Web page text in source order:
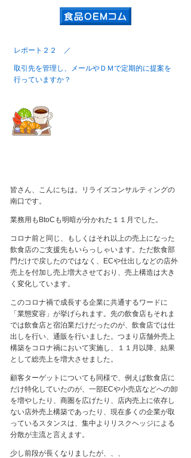
レポート２２ ／
取引先を管理し、メールやＤＭで定期的に提案を
行っていますか？
皆さん、こんにちは。リライズコンサルティングの
南口です。
業務用も BtoC も明暗が分かれた １１ 月でした。
コロナ前と同じ、もしくはそれ以上の売上になった
飲食店のご支援先もいらっしゃいます。ただ飲食部
門だけで戻したのではなく、
ECや仕出しなどの店外
売上を付加し売上増大させており、売上構造は大き
く変化しています。
このコロナ禍で成長する企業に共通するワードに
「業態変容」が挙げられます。先の飲食店もそれま
では飲食店と宿泊業だけだったのが、飲食店では仕
出しを行い、通販を行いました。つまり店舗外売上
構築をコロナ禍において実施し、
１１ 月以降、結果
として総売上を増大させました。
顧客ターゲットについても同様で、例えば飲食店に
だけ特化していたのが、一部ECや小売店などへの卸
を増やしたり、商圏を広げたり、店内売上に依存し
ない店外売上構築であったり、現在多くの企業が取
っているスタンスは、集中よりリスクヘッジによる
分散が主流と言えます。
少し前段が長くなりましたが、、、